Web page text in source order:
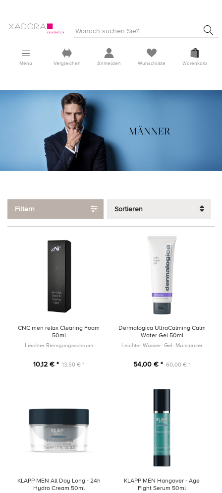
Menü Vergleichen Anmelden Wunschliste Warenkorb
Filtern Sortieren
CNC men relax Clearing Foam
50ml
Leichter Reinigungsschaum
10,12 € * 13,50 € *
Dermalogica UltraCalming Calm
Water Gel 50ml
Leichter Wasser- Gel- Moisturizer
54,00 € * 60,00 € *
KLAPP MEN All Day Long - 24h
Hydro Cream 50ml
KLAPP MEN Hangover - Age
Fight Serum 50ml